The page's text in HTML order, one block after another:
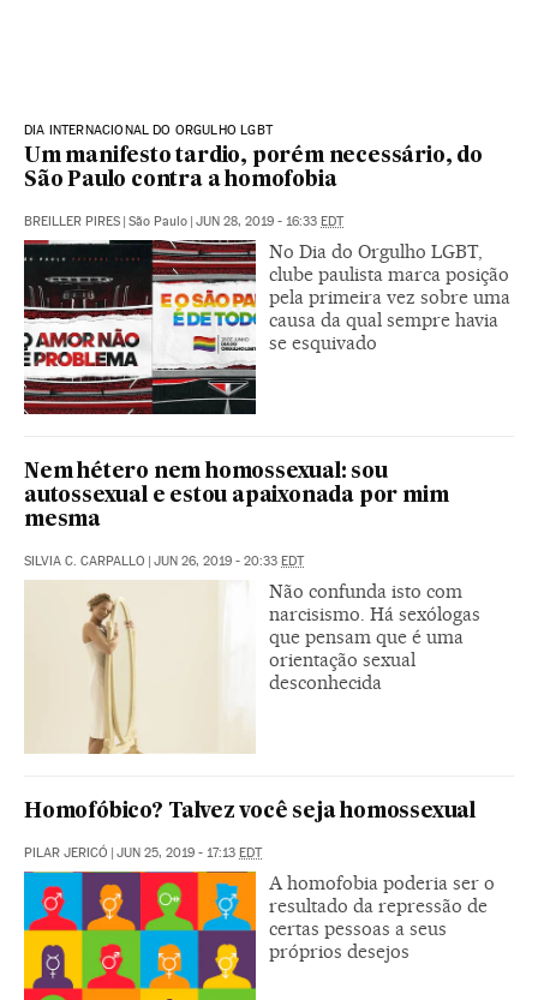
DIA INTERNACIONAL DO ORGULHO LGBT
Um manifesto tardio, porém necessário, do
São Paulo contra a homofobia
BREILLER PIRES | São Paulo | JUN 28, 2019 - 16:33 EDT
No Dia do Orgulho LGBT,
clube paulista marca posição
pela primeira vez sobre uma
causa da qual sempre havia
se esquivado
Nem hétero nem homossexual: sou
autossexual e estou apaixonada por mim
mesma
SILVIA C. CARPALLO | JUN 26, 2019 - 20:33 EDT
Não confunda isto com
narcisismo. Há sexólogas
que pensam que é uma
orientação sexual
desconhecida
Homofóbico? Talvez você seja homossexual
PILAR JERICÓ | JUN 25, 2019 - 17:13 EDT
A homofobia poderia ser o
resultado da repressão de
certas pessoas a seus
próprios desejos